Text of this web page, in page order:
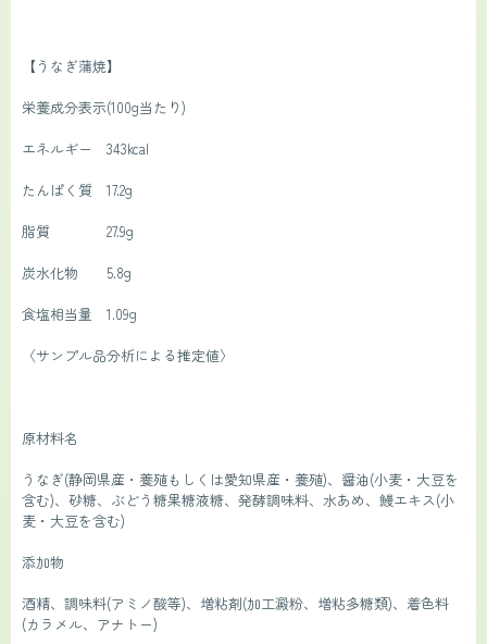
【うなぎ蒲焼】
栄養成分表示(100g当たり)
エネルギー　343kcal
たんぱく質　17.2g
脂質　　　　27.9g
炭水化物　　5.8g
食塩相当量　1.09g
〈サンプル品分析による推定値〉
原材料名
うなぎ(静岡県産・養殖もしくは愛知県産・養殖)、醤油(小麦・大豆を
含む)、砂糖、ぶどう糖果糖液糖、発酵調味料、水あめ、鰻エキス(小
麦・大豆を含む)
添加物
酒精、調味料(アミノ酸等)、増粘剤(加工澱粉、増粘多糖類)、着色料
(カラメル、アナトー)